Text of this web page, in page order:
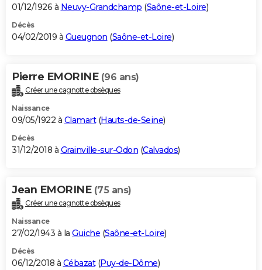
01/12/1926 à Neuvy-Grandchamp (Saône-et-Loire)
Décès
04/02/2019 à Gueugnon (Saône-et-Loire)
Pierre EMORINE (96 ans)
Créer une cagnotte obsèques
Naissance
09/05/1922 à Clamart(Hauts-de-Seine)
Décès
31/12/2018 à Grainville-sur-Odon (Calvados)
Jean EMORINE (75 ans)
Créer une cagnotte obsèques
Naissance
27/02/1943 à la Guiche (Saône-et-Loire)
Décès
06/12/2018 à Cébazat(Puy-de-Dôme)